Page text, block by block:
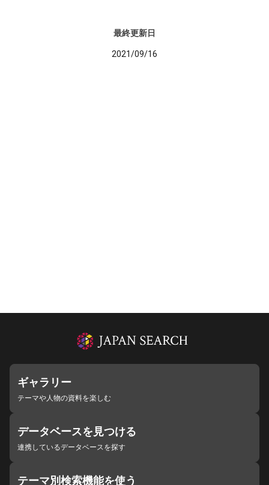
最終更新日
2021/09/16
ギャラリー
テーマや人物の資料を楽しむ
データベースを見つける
連携しているデータベースを探す
テーマ別検索機能を使う